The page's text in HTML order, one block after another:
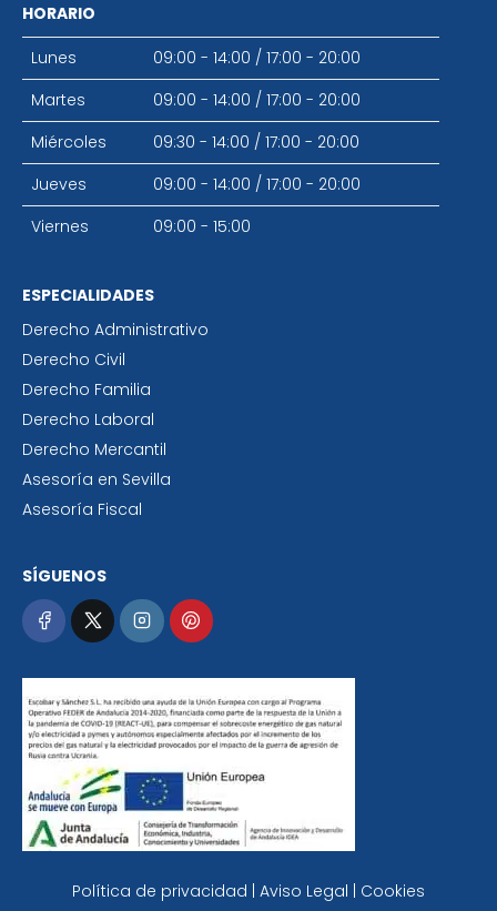
HORARIO
Lunes
09:00 - 14:00 / 17:00 - 20:00
Martes
09:00 - 14:00 / 17:00 - 20:00
Miércoles
09:30 - 14:00 / 17:00 - 20:00
Jueves
09:00 - 14:00 / 17:00 - 20:00
Viernes
09:00 - 15:00
ESPECIALIDADES
Derecho Administrativo
Derecho Civil
Derecho Familia
Derecho Laboral
Derecho Mercantil
Asesoría en Sevilla
Asesoría Fiscal
SÍGUENOS
Política de privacidad | Aviso Legal | Cookies